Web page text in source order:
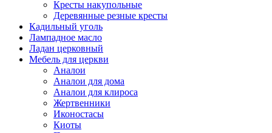
Кресты накупольные
Деревянные резные кресты
Кадильный уголь
Лампадное масло
Ладан церковный
Мебель для церкви
Аналои
Аналои для дома
Аналои для клироса
Жертвенники
Иконостасы
Киоты